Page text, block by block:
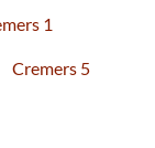
1
Cremers 5